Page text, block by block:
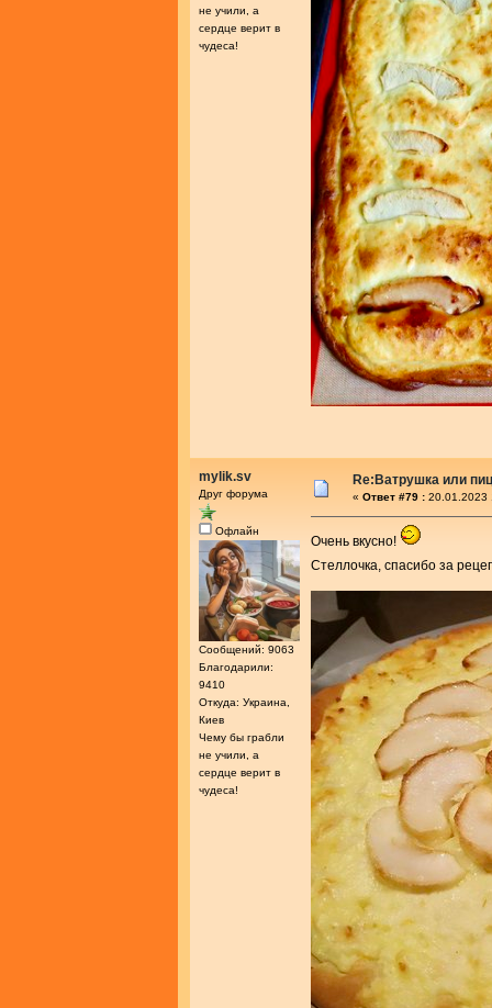
не учили, а
сердце верит в
чудеса!
mylik.sv
Друг форума
Офлайн
Сообщений: 9063
Благодарили:
9410
Откуда: Украина,
Киев
Чему бы грабли
не учили, а
сердце верит в
чудеса!
Re:Ватрушка или
« Ответ #79 : 20.01.2023
Очень вкусно!
Стеллочка, спасибо за